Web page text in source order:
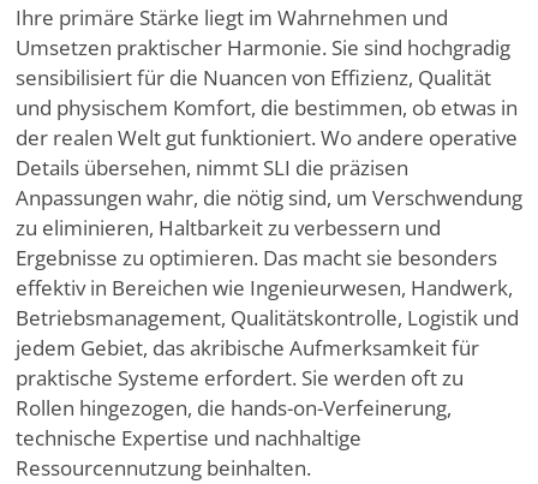
Ihre primäre Stärke liegt im Wahrnehmen und
Umsetzen praktischer Harmonie. Sie sind hochgradig
sensibilisiert für die Nuancen von Effizienz, Qualität
und physischem Komfort, die bestimmen, ob etwas in
der realen Welt gut funktioniert. Wo andere operative
Details übersehen, nimmt SLI die präzisen
Anpassungen wahr, die nötig sind, um Verschwendung
zu eliminieren, Haltbarkeit zu verbessern und
Ergebnisse zu optimieren. Das macht sie besonders
effektiv in Bereichen wie Ingenieurwesen, Handwerk,
Betriebsmanagement, Qualitätskontrolle, Logistik und
jedem Gebiet, das akribische Aufmerksamkeit für
praktische Systeme erfordert. Sie werden oft zu
Rollen hingezogen, die hands-on-Verfeinerung,
technische Expertise und nachhaltige
Ressourcennutzung beinhalten.